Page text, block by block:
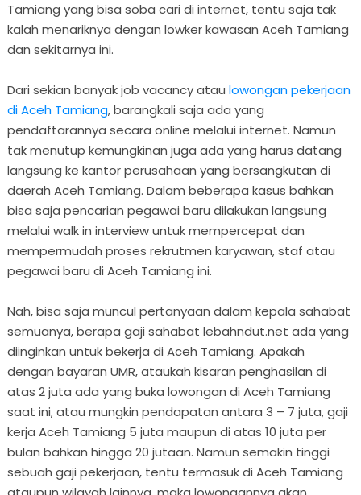
Tamiang yang bisa soba cari di internet, tentu saja tak
kalah menariknya dengan lowker kawasan Aceh Tamiang
dan sekitarnya ini.
Dari sekian banyak job vacancy atau lowongan pekerjaan
di Aceh Tamiang, barangkali saja ada yang
pendaftarannya secara online melalui internet. Namun
tak menutup kemungkinan juga ada yang harus datang
langsung ke kantor perusahaan yang bersangkutan di
daerah Aceh Tamiang. Dalam beberapa kasus bahkan
bisa saja pencarian pegawai baru dilakukan langsung
melalui walk in interview untuk mempercepat dan
mempermudah proses rekrutmen karyawan, staf atau
pegawai baru di Aceh Tamiang ini.
Nah, bisa saja muncul pertanyaan dalam kepala sahabat
semuanya, berapa gaji sahabat lebahndut.net ada yang
diinginkan untuk bekerja di Aceh Tamiang. Apakah
dengan bayaran UMR, ataukah kisaran penghasilan di
atas 2 juta ada yang buka lowongan di Aceh Tamiang
saat ini, atau mungkin pendapatan antara 3 – 7 juta, gaji
kerja Aceh Tamiang 5 juta maupun di atas 10 juta per
bulan bahkan hingga 20 jutaan. Namun semakin tinggi
sebuah gaji pekerjaan, tentu termasuk di Aceh Tamiang